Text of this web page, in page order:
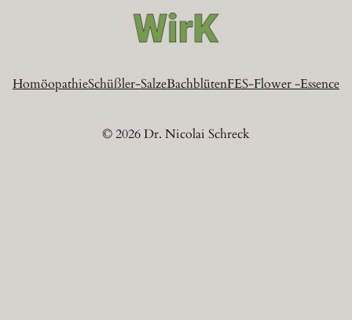
HomöopathieSchüßler-SalzeBachblütenFES-Flower -Essence
© 2026 Dr. Nicolai Schreck